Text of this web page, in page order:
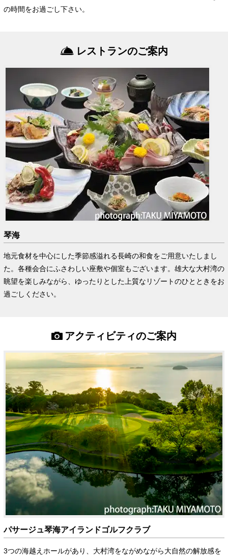
の時間をお過ごし下さい。
レストランのご案内
琴海
地元食材を中心にした季節感溢れる長崎の和食をご用意いたしまし
た。各種会合にふさわしい座敷や個室もございます。雄大な大村湾の
眺望を楽しみながら、ゆったりとした上質なリゾートのひとときをお
過ごしください。
アクティビティのご案内
パサージュ琴海アイランドゴルフクラブ
3つの海越えホールがあり、大村湾をながめながら大自然の解放感を